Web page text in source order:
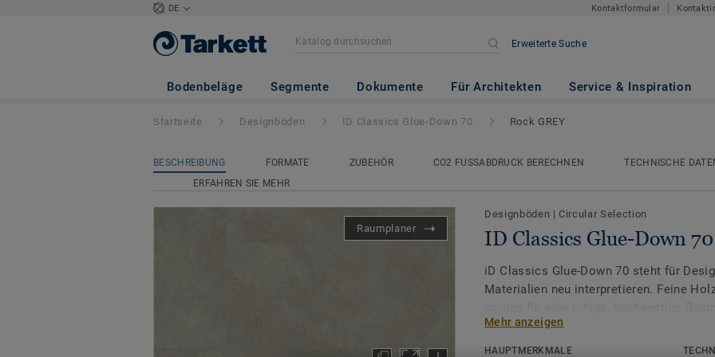
DE Kontaktformular
Erweiterte Suche
Bodenbeläge Segmente Dokumente Für Architekten Service & Inspiration
ID Classics Glue-Down 70 - Rock GREY
Startseite Designböden ID Classics Glue-Down 70 Rock GREY
BESCHREIBUNG FORMATE ZUBEHÖR CO2 FUSSABDRUCK BERECHNEN
TECHNISCHE
ERFAHREN SIE MEHR
Raumplaner
Designböden | Circular Selection
ID Classics Glue-Down
iD Classics Glue-Down 70 steht für
Materialien neu interpretieren. Feine
hoher Strapazierfähigkeit - für stark
Mehr anzeigen
HAUPTMERKMALE